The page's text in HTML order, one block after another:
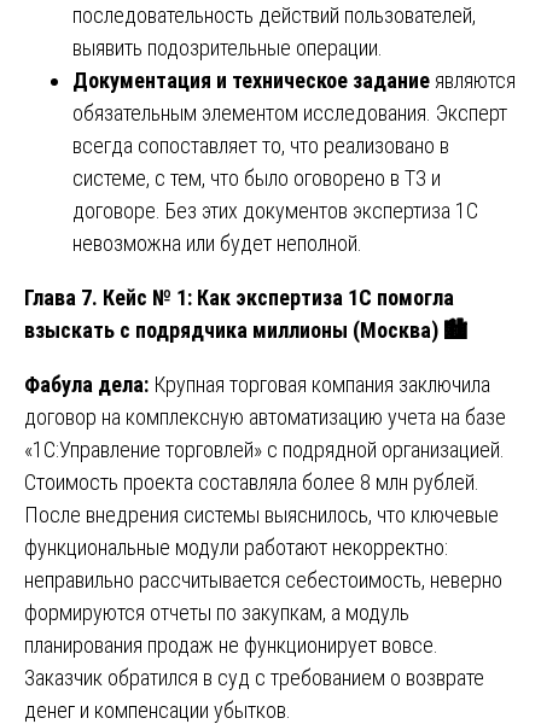
последовательность действий пользователей,
выявить подозрительные операции.
Документация и техническое задание являются
обязательным элементом исследования. Эксперт
всегда сопоставляет то, что реализовано в
системе, с тем, что было оговорено в ТЗ и
договоре. Без этих документов экспертиза 1С
невозможна или будет неполной.
Глава 7. Кейс № 1: Как экспертиза 1С помогла
взыскать с подрядчика миллионы (Москва)
🏙
Фабула дела: Крупная торговая компания заключила
договор на комплексную автоматизацию учета на базе
«1С:Управление торговлей» с подрядной организацией.
Стоимость проекта составляла более 8 млн рублей.
После внедрения системы выяснилось, что ключевые
функциональные модули работают некорректно:
неправильно рассчитывается себестоимость, неверно
формируются отчеты по закупкам, а модуль
планирования продаж не функционирует вовсе.
Заказчик обратился в суд с требованием о возврате
денег и компенсации убытков.